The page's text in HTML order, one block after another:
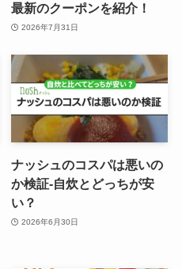
最新のクーポンを紹介！
2026年7月31日
ナッシュのコスパは悪いの
か検証-自炊とどっちが安
い？
2026年6月30日